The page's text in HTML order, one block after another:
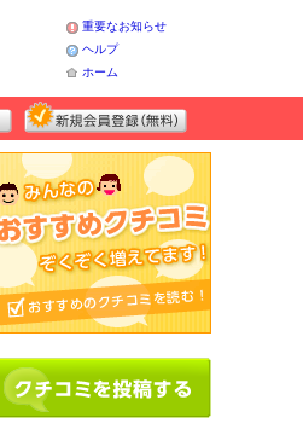
重要なお知らせ
ヘルプ
ホーム